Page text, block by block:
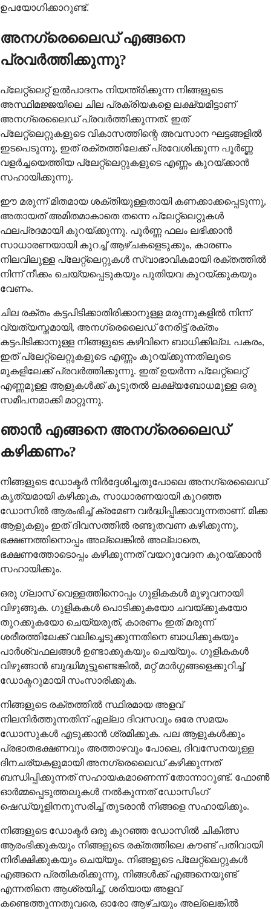
ഉപയോഗിക്കാറുണ്ട്.
അനഗ്രെലൈഡ് എങ്ങനെ
പ്രവർത്തിക്കുന്നു?
പ്ലേറ്റ്‌ലെറ്റ് ഉൽപാദനം നിയന്ത്രിക്കുന്ന നിങ്ങളുടെ
അസ്ഥിമജ്ജയിലെ ചില പ്രക്രിയകളെ ലക്ഷ്യമിട്ടാണ്
അനഗ്രെലൈഡ് പ്രവർത്തിക്കുന്നത്. ഇത്
പ്ലേറ്റ്‌ലെറ്റുകളുടെ വികാസത്തിന്റെ അവസാന ഘട്ടങ്ങളിൽ
ഇടപെടുന്നു, ഇത് രക്തത്തിലേക്ക് പ്രവേശിക്കുന്ന പൂർണ്ണ
വളർച്ചയെത്തിയ പ്ലേറ്റ്‌ലെറ്റുകളുടെ എണ്ണം കുറയ്ക്കാൻ
സഹായിക്കുന്നു.
ഈ മരുന്ന് മിതമായ ശക്തിയുള്ളതായി കണക്കാക്കപ്പെടുന്നു,
അതായത് അമിതമാകാതെ തന്നെ പ്ലേറ്റ്‌ലെറ്റുകൾ
ഫലപ്രദമായി കുറയ്ക്കുന്നു. പൂർണ്ണ ഫലം ലഭിക്കാൻ
സാധാരണയായി കുറച്ച് ആഴ്ചകളെടുക്കും, കാരണം
നിലവിലുള്ള പ്ലേറ്റ്‌ലെറ്റുകൾ സ്വാഭാവികമായി രക്തത്തിൽ
നിന്ന് നീക്കം ചെയ്യപ്പെടുകയും പുതിയവ കുറയ്ക്കുകയും
വേണം.
ചില രക്തം കട്ടപിടിക്കാതിരിക്കാനുള്ള മരുന്നുകളിൽ നിന്ന്
വ്യത്യസ്തമായി, അനഗ്രെലൈഡ് നേരിട്ട് രക്തം
കട്ടപിടിക്കാനുള്ള നിങ്ങളുടെ കഴിവിനെ ബാധിക്കില്ല. പകരം,
ഇത് പ്ലേറ്റ്‌ലെറ്റുകളുടെ എണ്ണം കുറയ്ക്കുന്നതിലൂടെ
മുകളിലേക്ക് പ്രവർത്തിക്കുന്നു. ഇത് ഉയർന്ന പ്ലേറ്റ്‌ലെറ്റ്
എണ്ണമുള്ള ആളുകൾക്ക് കൂടുതൽ ലക്ഷ്യബോധമുള്ള ഒരു
സമീപനമാക്കി മാറ്റുന്നു.
ഞാൻ എങ്ങനെ അനഗ്രെലൈഡ്
കഴിക്കണം?
നിങ്ങളുടെ ഡോക്ടർ നിർദ്ദേശിച്ചതുപോലെ അനഗ്രെലൈഡ്
കൃത്യമായി കഴിക്കുക, സാധാരണയായി കുറഞ്ഞ
ഡോസിൽ ആരംഭിച്ച് ക്രമേണ വർദ്ധിപ്പിക്കാവുന്നതാണ്. മിക്ക
ആളുകളും ഇത് ദിവസത്തിൽ രണ്ടുതവണ കഴിക്കുന്നു,
ഭക്ഷണത്തിനൊപ്പം അല്ലെങ്കിൽ അല്ലാതെ,
ഭക്ഷണത്തോടൊപ്പം കഴിക്കുന്നത് വയറുവേദന കുറയ്ക്കാൻ
സഹായിക്കും.
ഒരു ഗ്ലാസ് വെള്ളത്തിനൊപ്പം ഗുളികകൾ മുഴുവനായി
വിഴുങ്ങുക. ഗുളികകൾ പൊടിക്കുകയോ ചവയ്ക്കുകയോ
തുറക്കുകയോ ചെയ്യരുത്, കാരണം ഇത് മരുന്ന്
ശരീരത്തിലേക്ക് വലിച്ചെടുക്കുന്നതിനെ ബാധിക്കുകയും
പാർശ്വഫലങ്ങൾ ഉണ്ടാക്കുകയും ചെയ്യും. ഗുളികകൾ
വിഴുങ്ങാൻ ബുദ്ധിമുട്ടുണ്ടെങ്കിൽ, മറ്റ് മാർഗ്ഗങ്ങളെക്കുറിച്ച്
ഡോക്ടറുമായി സംസാരിക്കുക.
നിങ്ങളുടെ രക്തത്തിൽ സ്ഥിരമായ അളവ്
നിലനിർത്തുന്നതിന് എല്ലാ ദിവസവും ഒരേ സമയം
ഡോസുകൾ എടുക്കാൻ ശ്രമിക്കുക. പല ആളുകൾക്കും
പ്രഭാതഭക്ഷണവും അത്താഴവും പോലെ, ദിവസേനയുള്ള
ദിനചര്യകളുമായി അനഗ്രെലൈഡ് കഴിക്കുന്നത്
ബന്ധിപ്പിക്കുന്നത് സഹായകമാണെന്ന് തോന്നാറുണ്ട്. ഫോൺ
ഓർമ്മപ്പെടുത്തലുകൾ നൽകുന്നത് ഡോസിംഗ്
ഷെഡ്യൂളിനനുസരിച്ച് തുടരാൻ നിങ്ങളെ സഹായിക്കും.
നിങ്ങളുടെ ഡോക്ടർ ഒരു കുറഞ്ഞ ഡോസിൽ ചികിത്സ
ആരംഭിക്കുകയും നിങ്ങളുടെ രക്തത്തിലെ കൗണ്ട് പതിവായി
നിരീക്ഷിക്കുകയും ചെയ്യും. നിങ്ങളുടെ പ്ലേറ്റ്‌ലെറ്റുകൾ
എങ്ങനെ പ്രതികരിക്കുന്നു, നിങ്ങൾക്ക് എങ്ങനെയുണ്ട്
എന്നതിനെ ആശ്രയിച്ച്, ശരിയായ അളവ്
കണ്ടെത്തുന്നതുവരെ, ഓരോ ആഴ്ചയും അല്ലെങ്കിൽ